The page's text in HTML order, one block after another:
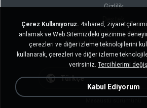
Gizlilik
Kişisel bilgilerimi
Kişisel bilgilerimi
Türkçe
Çerez Kullanıyoruz. 4shared,
anlamak ve Web Sitemizdeki gezinme
çerezleri ve diğer izleme teknolojilerini
kullanarak, çerezleri ve diğer izleme
verirsiniz. Tercihlerimi
Kabul Ediyorum